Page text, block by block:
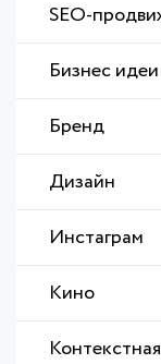
SEO-
Бизнес идеи
Бренд
Дизайн
Инстаграм
Кино